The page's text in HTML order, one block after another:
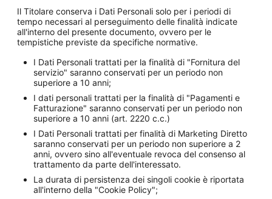
Il Titolare conserva i Dati Personali solo per i periodi di
tempo necessari al perseguimento delle finalità indicate
all'interno del presente documento, ovvero per le
tempistiche previste da specifiche normative.
I Dati Personali trattati per la finalità di "Fornitura del
servizio" saranno conservati per un periodo non
superiore a 10 anni;
I dati personali trattati per la finalità di "Pagamenti e
Fatturazione" saranno conservati per un periodo non
superiore a 10 anni (art. 2220 c.c.)
I Dati Personali trattati per finalità di Marketing Diretto
saranno conservati per un periodo non superiore a 2
anni, ovvero sino all'eventuale revoca del consenso al
trattamento da parte dell'interessato.
La durata di persistenza dei singoli cookie è riportata
all'interno della "Cookie Policy";